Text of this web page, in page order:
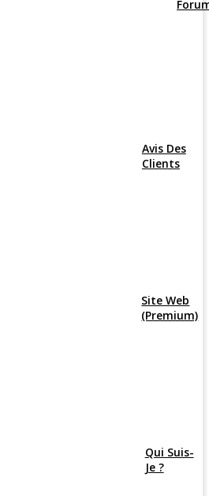
Avis Des
Clients
Site Web
(Premium)
Qui Suis-
Je ?